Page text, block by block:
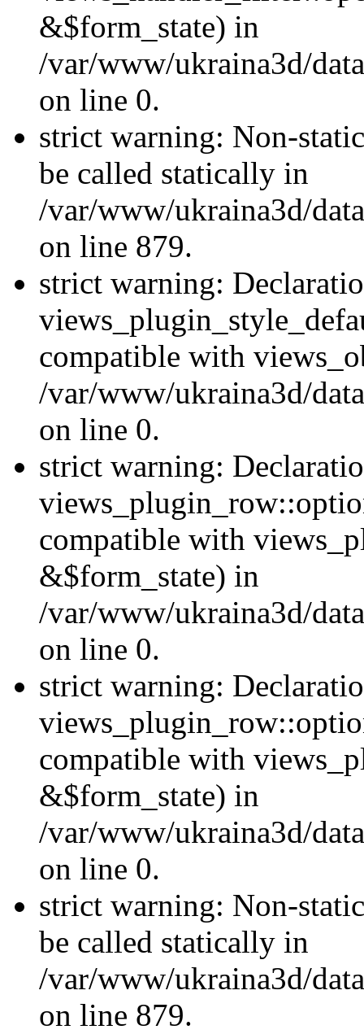
&$form_state) in
/var/www/ukraina3d/
on line 0.
strict warning: Non-
be called statically in
/var/www/ukraina3d/
on line 879.
strict warning:
compatible with
/var/www/ukraina3d/
on line 0.
strict warning:
compatible with
&$form_state) in
/var/www/ukraina3d/
on line 0.
strict warning:
compatible with
&$form_state) in
/var/www/ukraina3d/
on line 0.
strict warning: Non-
be called statically in
/var/www/ukraina3d/
on line 879.